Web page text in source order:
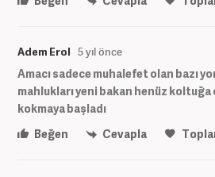
Adem Erol 5 yıl önce
Amacı sadece muhalefet olan bazı
mahlukları yeni bakan henüz koltuğa
kokmaya başladı
Beğen
Cevapla